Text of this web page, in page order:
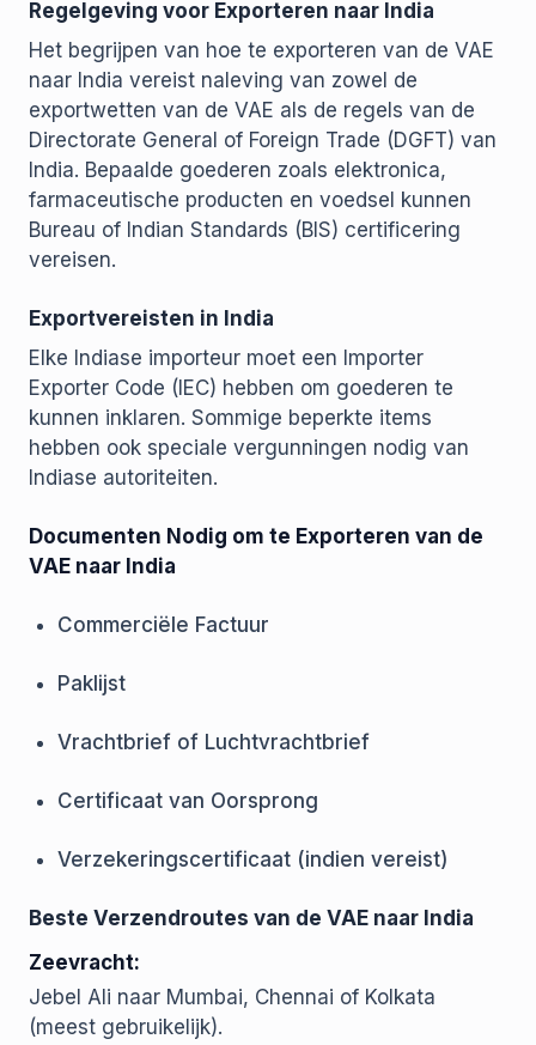
Regelgeving voor Exporteren naar India
Het begrijpen van hoe te exporteren van de VAE
naar India vereist naleving van zowel de
exportwetten van de VAE als de regels van de
Directorate General of Foreign Trade (DGFT) van
India. Bepaalde goederen zoals elektronica,
farmaceutische producten en voedsel kunnen
Bureau of Indian Standards (BIS) certificering
vereisen.
Exportvereisten in India
Elke Indiase importeur moet een Importer
Exporter Code (IEC) hebben om goederen te
kunnen inklaren. Sommige beperkte items
hebben ook speciale vergunningen nodig van
Indiase autoriteiten.
Documenten Nodig om te Exporteren van de
VAE naar India
Commerciële Factuur
Paklijst
Vrachtbrief of Luchtvrachtbrief
Certificaat van Oorsprong
Verzekeringscertificaat (indien vereist)
Beste Verzendroutes van de VAE naar India
Zeevracht:
Jebel Ali naar Mumbai, Chennai of Kolkata
(meest gebruikelijk).